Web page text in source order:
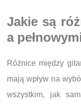
Jakie są
a
Różnice między
mają wpływ na
wszystkim, jak